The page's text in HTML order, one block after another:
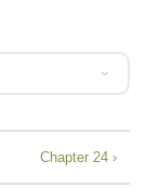
Chapter 24 ›